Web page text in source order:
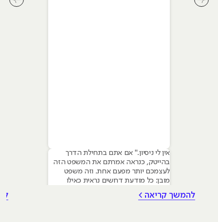
אין לי ניסיון." אם אתם בתחילת הדרך
בהייטק, כנראה אמרתם את המשפט הזה
לעצמכם יותר מפעם אחת. וזה משפט
מובן: כל מודעת דרושים נראית כאילו
כבר נגע במוצר אמיתי, כבר צבר ביטחון.
להמשך קריאה >
לחץ לחץ לשיקופית קודמת בסליידר מאמרים